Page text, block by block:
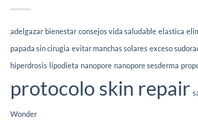
Esthetia
tipo
de
(2026)
adelgazar bienestar consejos vida saludable elastica
papada sin cirugia evitar manchas solares exceso
hiperdrosis lipodieta nanopore nanopore sesderma
protocolo skin repair
Wonder